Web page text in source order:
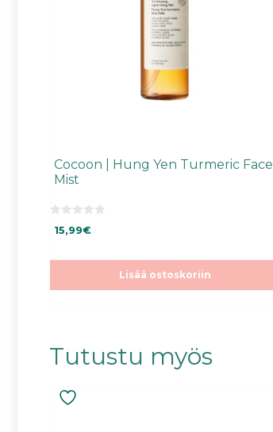
Cocoon | Hung Yen Turmeric Face
Mist
t
15,99€
Lisää ostoskoriin
Tutustu myös